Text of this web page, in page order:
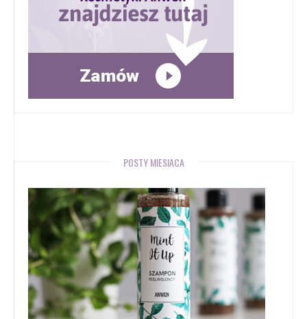
POSTY MIESIĄCA